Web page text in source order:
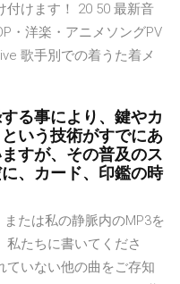
付けます！ 20 50 最新音
・洋楽・アニメソングPV
歌手別での着うた着メ
る事により、鍵やカ
いう技術がすでにあ
すが、その普及のス
、カード、印鑑の時
たは私の静脈内のMP3を
たちに書いてくださ
ていない他の曲をご存知